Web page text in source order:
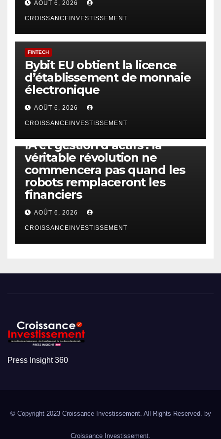
AOÛT 6, 2026
CROISSANCEINVESTISSEMENT
FINTECH
Bybit EU obtient la licence
d’établissement de monnaie
électronique
AOÛT 6, 2026
CROISSANCEINVESTISSEMENT
IA et gestion d’actifs : la
véritable révolution ne
commencera pas quand les
robots remplaceront les
financiers
AOÛT 6, 2026
CROISSANCEINVESTISSEMENT
Press Insight 360
© Copyright 2023 Croissance Investissement. All Rights Reserved. by
Croissance Investissement.